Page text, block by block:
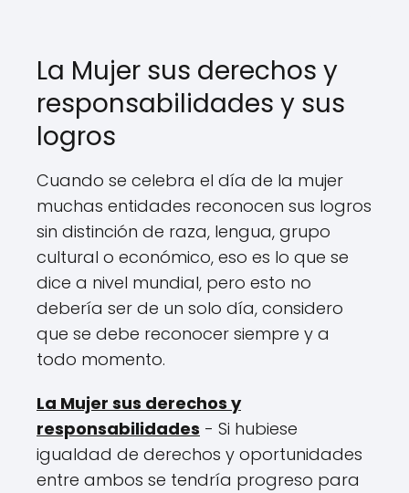
La Mujer sus derechos y
responsabilidades y sus
logros
Cuando se celebra el día de la mujer
muchas entidades reconocen sus logros
sin distinción de raza, lengua, grupo
cultural o económico, eso es lo que se
dice a nivel mundial, pero esto no
debería ser de un solo día, considero
que se debe reconocer siempre y a
todo momento.
La Mujer sus derechos y
responsabilidades - Si hubiese
igualdad de derechos y oportunidades
entre ambos se tendría progreso para